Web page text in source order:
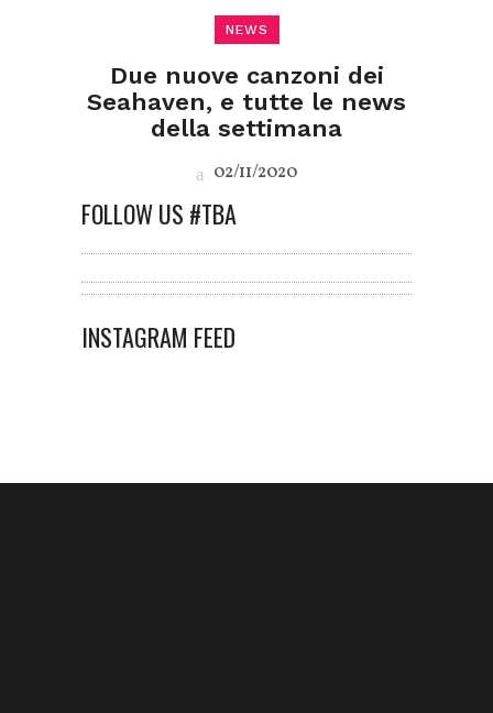
NEWS
Due nuove canzoni dei
Seahaven, e tutte le news
della settimana
02/11/2020
FOLLOW US #TBA
INSTAGRAM FEED